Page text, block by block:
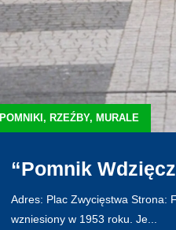
POMNIKI, RZEŹBY, MURALE
“Pomnik
Adres: Plac Zwycięstwa Strona:
wzniesiony w 1953 roku. Je...